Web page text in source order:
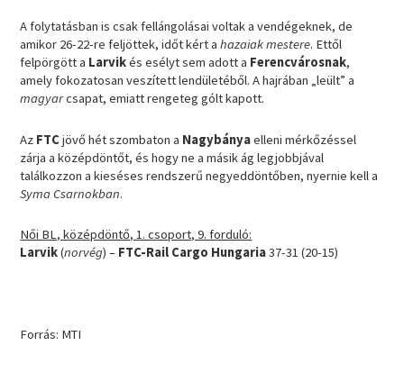
A folytatásban is csak fellángolásai voltak a vendégeknek, de
amikor 26-22-re feljöttek, időt kért ahazaiak mestere. Ettől
felpörgött a Larvikés esélyt sem adott a Ferencvárosnak,
amely fokozatosan veszített lendületéből. A hajrában „leült” a
magyarcsapat, emiatt rengeteg gólt kapott.
Az FTCjövő hét szombaton a Nagybányaelleni mérkőzéssel
zárja a középdöntőt, és hogy ne a másik ág legjobbjával
találkozzon a kieséses rendszerű negyeddöntőben, nyernie kell a
Syma Csarnokban.
Női BL, középdöntő, 1. csoport, 9. forduló:
Larvik(norvég) – FTC-Rail Cargo Hungaria37-31 (20-15)
Forrás: MTI